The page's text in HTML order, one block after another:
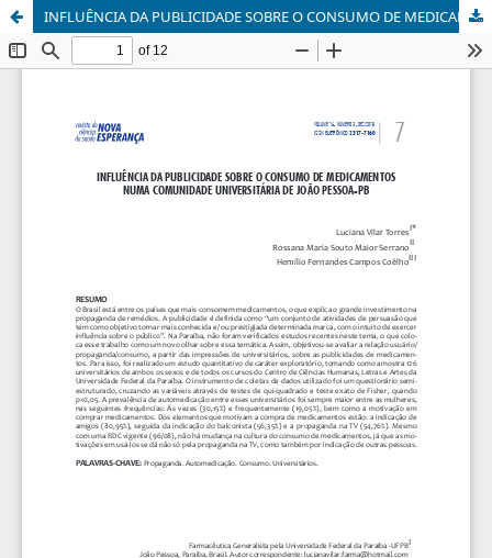
INFLUÊNCIA DA PUBLICIDADE SOBRE O CONSUMO DE MEDICAMENTOS NUMA COMUNIDADE UNIVERSITÁRIA DE JOÃO PESSOA-PB